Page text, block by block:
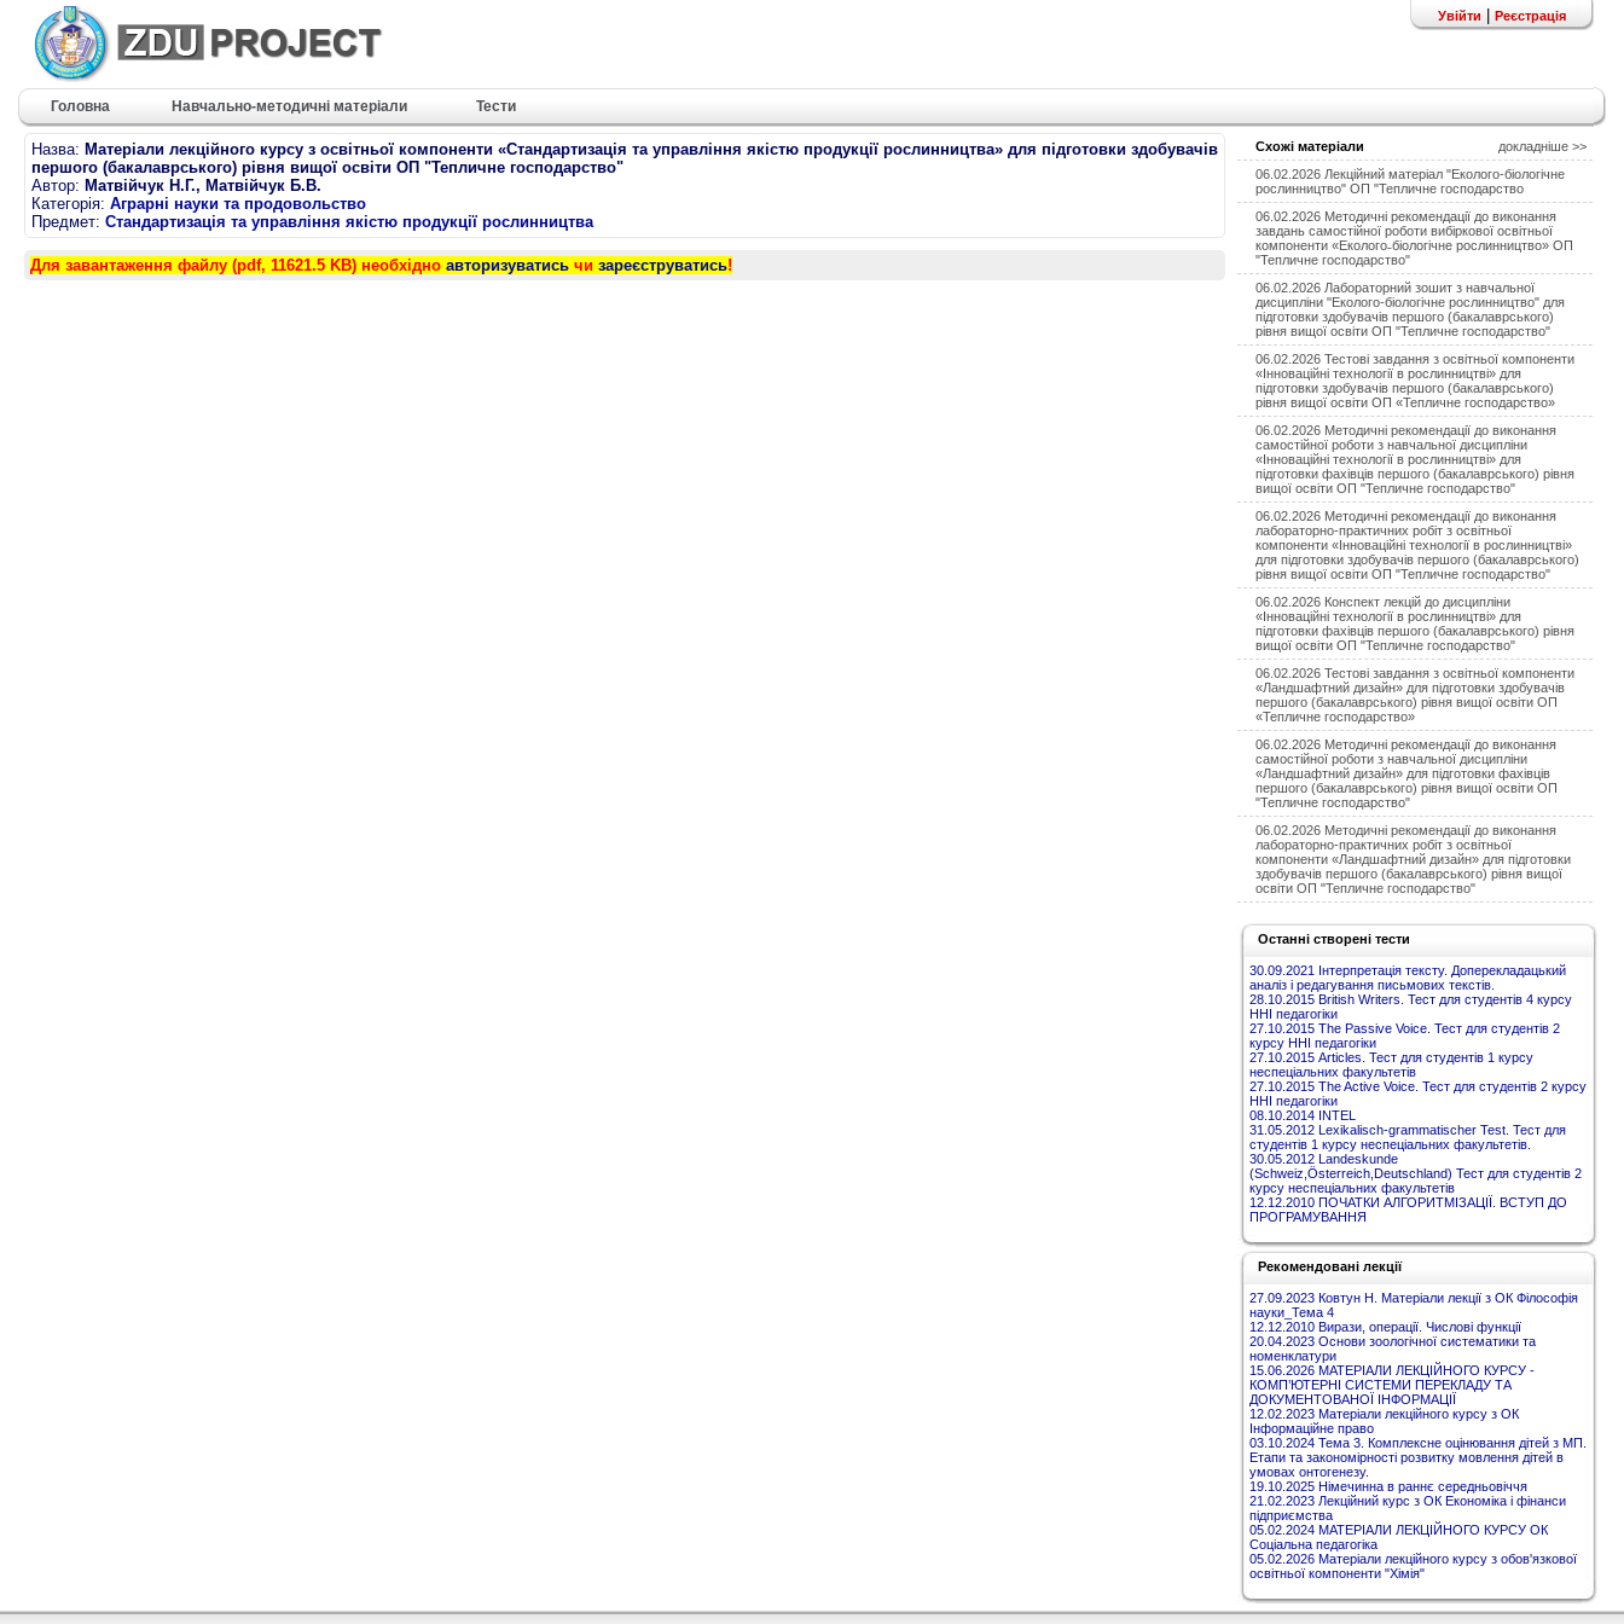
Увійти Реєстрація
Головна Навчально-методичні матеріали Тести
Назва: Матеріали лекційного курсу з освітньої компоненти «Стандартизація та управління якістю продукції рослинництва» для підготовки здобувачів
першого (бакалаврського) рівня вищої освіти ОП "Тепличне господарство"
Автор: Матвійчук Н.Г., Матвійчук Б.В.
Категорія: Аграрні науки та продовольство
Предмет: Стандартизація та управління якістю продукції рослинництва
Для завантаження файлу (pdf, 11621.5 KB) необхідно авторизуватись чи зареєструватись!
Схожі матеріали
докладніше >>
06.02.2026 Лекційний матеріал "Еколого-біологічне
рослинництво" ОП "Тепличне господарство
06.02.2026 Методичні рекомендації до виконання
завдань самостійної роботи вибіркової освітньої
компоненти «Еколого˗біологічне рослинництво» ОП
"Тепличне господарство"
06.02.2026 Лабораторний зошит з навчальної
дисципліни "Еколого-біологічне рослинництво" для
підготовки здобувачів першого (бакалаврського)
рівня вищої освіти ОП "Тепличне господарство"
06.02.2026 Тестові завдання з освітньої компоненти
«Інноваційні технології в рослинництві» для
підготовки здобувачів першого (бакалаврського)
рівня вищої освіти ОП «Тепличне господарство»
06.02.2026 Методичні рекомендації до виконання
самостійної роботи з навчальної дисципліни
«Інноваційні технології в рослинництві» для
підготовки фахівців першого (бакалаврського) рівня
вищої освіти ОП "Тепличне господарство"
06.02.2026 Методичні рекомендації до виконання
лабораторно-практичних робіт з освітньої
компоненти «Інноваційні технології в рослинництві»
для підготовки здобувачів першого (бакалаврського)
рівня вищої освіти ОП "Тепличне господарство"
06.02.2026 Конспект лекцій до дисципліни
«Інноваційні технології в рослинництві» для
підготовки фахівців першого (бакалаврського) рівня
вищої освіти ОП "Тепличне господарство"
06.02.2026 Тестові завдання з освітньої компоненти
«Ландшафтний дизайн» для підготовки здобувачів
першого (бакалаврського) рівня вищої освіти ОП
«Тепличне господарство»
06.02.2026 Методичні рекомендації до виконання
самостійної роботи з навчальної дисципліни
«Ландшафтний дизайн» для підготовки фахівців
першого (бакалаврського) рівня вищої освіти ОП
"Тепличне господарство"
06.02.2026 Методичні рекомендації до виконання
лабораторно-практичних робіт з освітньої
компоненти «Ландшафтний дизайн» для підготовки
здобувачів першого (бакалаврського) рівня вищої
освіти ОП "Тепличне господарство"
Останні створені тести
30.09.2021 Інтерпретація тексту. Доперекладацький
аналіз і редагування письмових текстів.
28.10.2015 British Writers. Тест для студентів 4 курсу
ННІ педагогіки
27.10.2015 The Passive Voice. Тест для студентів 2
курсу ННІ педагогіки
27.10.2015 Articles. Тест для студентів 1 курсу
неспеціальних факультетів
27.10.2015 The Active Voice. Тест для студентів 2 курсу
ННІ педагогіки
08.10.2014 INTEL
31.05.2012 Lexikalisch-grammatischer Test. Тест для
студентів 1 курсу неспеціальних факультетів.
30.05.2012 Landeskunde
(Schweiz,Österreich,Deutschland) Тест для студентів 2
курсу неспеціальних факультетів
12.12.2010 ПОЧАТКИ АЛГОРИТМІЗАЦІЇ. ВСТУП ДО
ПРОГРАМУВАННЯ
Рекомендовані лекції
27.09.2023 Ковтун Н. Матеріали лекції з ОК Філософія
науки_Тема 4
12.12.2010 Вирази, операції. Числові функції
20.04.2023 Основи зоологічної систематики та
номенклатури
15.06.2026 МАТЕРІАЛИ ЛЕКЦІЙНОГО КУРСУ -
КОМП’ЮТЕРНІ СИСТЕМИ ПЕРЕКЛАДУ ТА
ДОКУМЕНТОВАНОЇ ІНФОРМАЦІЇ
12.02.2023 Матеріали лекційного курсу з ОК
Інформаційне право
03.10.2024 Тема 3. Комплексне оцінювання дітей з МП.
Етапи та закономірності розвитку мовлення дітей в
умовах онтогенезу.
19.10.2025 Німечинна в раннє середньовіччя
21.02.2023 Лекційний курс з ОК Економіка і фінанси
підприємства
05.02.2024 МАТЕРІАЛИ ЛЕКЦІЙНОГО КУРСУ ОК
Соціальна педагогіка
05.02.2026 Матеріали лекційного курсу з обов'язкової
освітньої компоненти "Хімія"